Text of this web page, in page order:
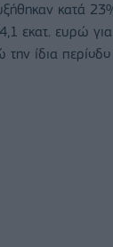
κατά
εκατ. ευρώ για
την ίδια